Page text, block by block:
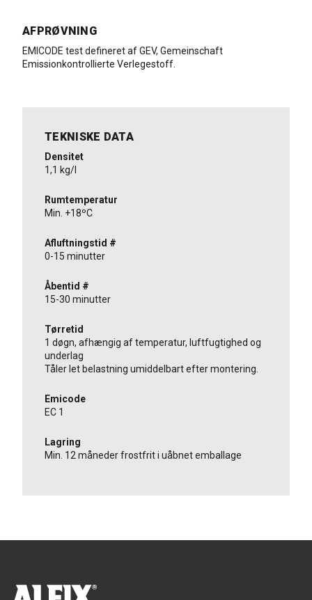
AFPRØVNING
EMICODE test defineret af GEV, Gemeinschaft
Emissionkontrollierte Verlegestoff.
TEKNISKE DATA
Densitet
1,1 kg/l
Rumtemperatur
Min. +18ºC
Afluftningstid #
0-15 minutter
Åbentid #
15-30 minutter
Tørretid
1 døgn, afhængig af temperatur, luftfugtighed og
underlag
Tåler let belastning umiddelbart efter montering.
Emicode
EC 1
Lagring
Min. 12 måneder frostfrit i uåbnet emballage